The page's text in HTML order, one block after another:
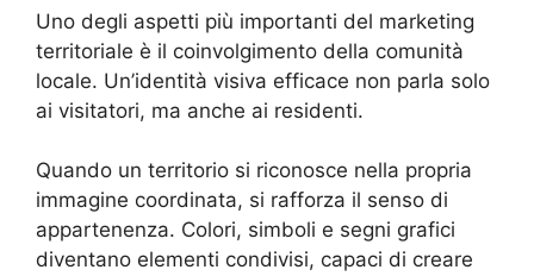
Uno degli aspetti più importanti del marketing
territoriale è il coinvolgimento della comunità
locale. Un’identità visiva efficace non parla solo
ai visitatori, ma anche ai residenti.
Quando un territorio si riconosce nella propria
immagine coordinata, si rafforza il senso di
appartenenza. Colori, simboli e segni grafici
diventano elementi condivisi, capaci di creare